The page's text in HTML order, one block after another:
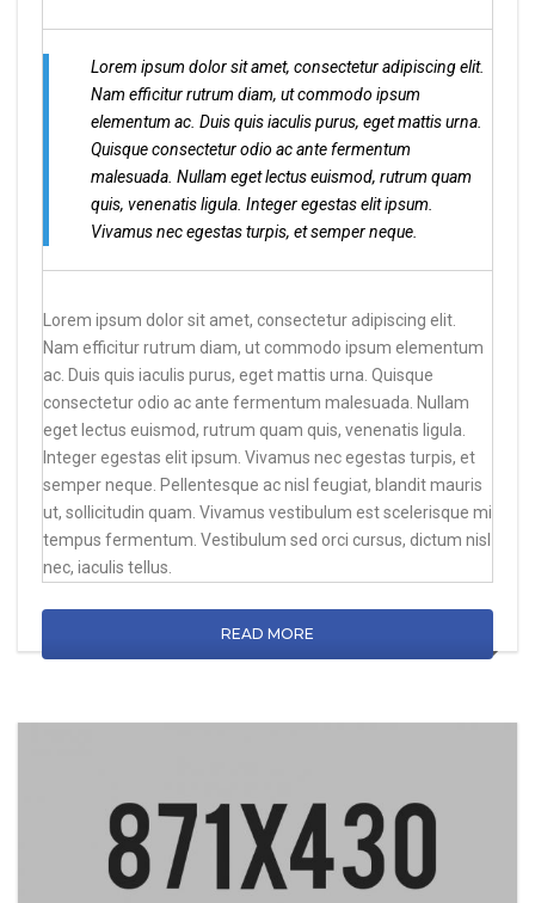
Lorem ipsum dolor sit amet, consectetur adipiscing elit.
Nam efficitur rutrum diam, ut commodo ipsum
elementum ac. Duis quis iaculis purus, eget mattis urna.
Quisque consectetur odio ac ante fermentum
malesuada. Nullam eget lectus euismod, rutrum quam
quis, venenatis ligula. Integer egestas elit ipsum.
Vivamus nec egestas turpis, et semper neque.
Lorem ipsum dolor sit amet, consectetur adipiscing elit.
Nam efficitur rutrum diam, ut commodo ipsum elementum
ac. Duis quis iaculis purus, eget mattis urna. Quisque
consectetur odio ac ante fermentum malesuada. Nullam
eget lectus euismod, rutrum quam quis, venenatis ligula.
Integer egestas elit ipsum. Vivamus nec egestas turpis, et
semper neque. Pellentesque ac nisl feugiat, blandit mauris
ut, sollicitudin quam. Vivamus vestibulum est scelerisque mi
tempus fermentum. Vestibulum sed orci cursus, dictum nisl
nec, iaculis tellus.
READ MORE